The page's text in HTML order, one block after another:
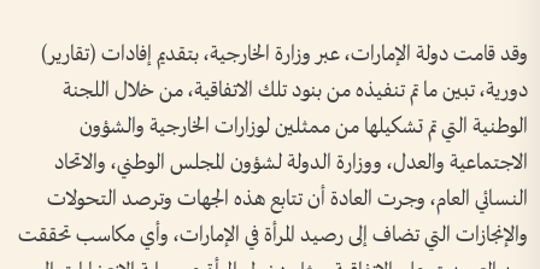
وقد قامت دولة الإمارات، عبر وزارة الخارجية، بتقديم إفادات (تقارير)
دورية، تبين ما تم تنفيذه من بنود تلك الاتفاقية، من خلال اللجنة
الوطنية التي تم تشكيلها من ممثلين لوزارات الخارجية والشؤون
الاجتماعية والعدل، ووزارة الدولة لشؤون المجلس الوطني، والاتحاد
النسائي العام، وجرت العادة أن تتابع هذه الجهات وترصد التحولات
والإنجازات التي تضاف إلى رصيد المرأة في الإمارات، وأي مكاسب تحققت